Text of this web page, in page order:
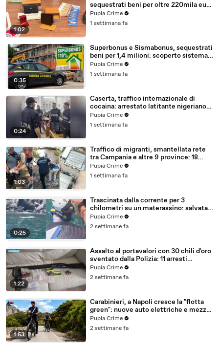
1:02
sequestrati beni per oltre 220mila euro
a due coniugi (29.07.26)
Pupia Crime
1 settimana fa
0:35
Superbonus e Sismabonus, sequestrati
beni per 1,4 milioni: scoperto sistema
con false abitazioni (29.07.26)
Pupia Crime
1 settimana fa
0:24
Caserta, traffico internazionale di
cocaina: arrestato latitante nigeriano
ricercato dal 2019 (28.07.26)
Pupia Crime
1 settimana fa
1:03
Traffico di migranti, smantellata rete
tra Campania e altre 9 province: 18
arresti (27.07.26)
Pupia Crime
1 settimana fa
0:25
Trascinata dalla corrente per 3
chilometri su un materassino: salvata
dalla Polizia (25.07.26)
Pupia Crime
2 settimane fa
1:22
Assalto al portavalori con 30 chili d'oro
sventato dalla Polizia: 11 arresti
(25.07.26)
Pupia Crime
2 settimane fa
1:53
Carabinieri, a Napoli cresce la "flotta
green": nuove auto elettriche e mezzi
sostenibili anche sulle isole (25.07.26)
Pupia Crime
2 settimane fa